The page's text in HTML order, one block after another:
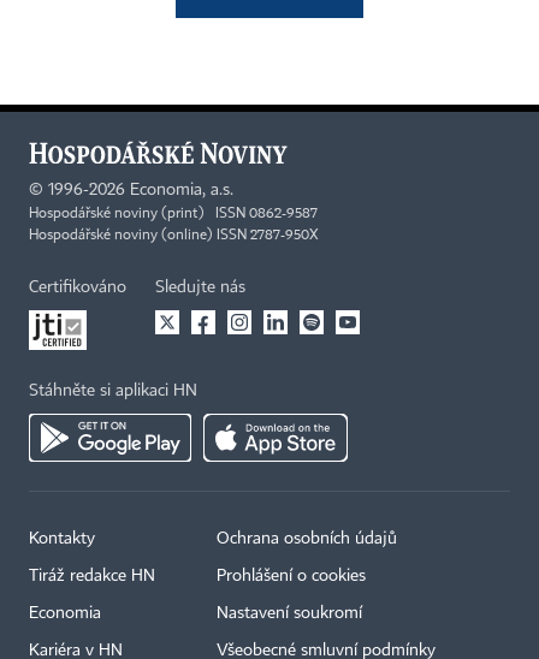
© 1996-2026 Economia, a.s.
Hospodářské noviny (print) ISSN 0862-9587
Hospodářské noviny (online) ISSN 2787-950X
Certifikováno Sledujte nás
Stáhněte si aplikaci HN
Kontakty
Tiráž redakce HN
Economia
Kariéra v HN
Ochrana osobních údajů
Prohlášení o cookies
Nastavení soukromí
Všeobecné smluvní podmínky